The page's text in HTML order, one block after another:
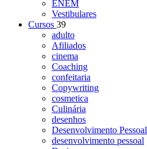
ENEM
Vestibulares
Cursos 39
adulto
Afiliados
cinema
Coaching
confeitaria
Copywriting
cosmetica
Culinária
desenhos
Desenvolvimento Pessoal
desenvolvimento pessoal